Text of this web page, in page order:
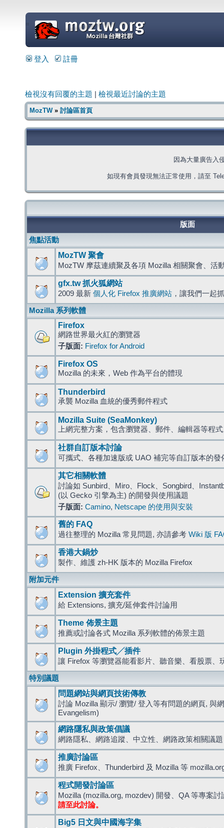
=
登入 註冊
檢視沒有回覆的主題 檢視最近討論的主題
MozTW» 討論區首頁
因為大量廣告入
如現有會員發現無法正常使用，請至
版面
焦點活動
MozTW 聚會
MozTW 摩茲連續聚及各項 Mozilla 相關聚會、活
gfx.tw 抓火狐網站
2009 最新 個人化 Firefox 推廣網站 ，讓我們一起
Mozilla 系列軟體
Firefox
網路世界最火紅的瀏覽器
子版面: Firefox for Android
Firefox OS
Mozilla 的未來，Web 作為平台的體現
Thunderbird
承襲 Mozilla 血統的優秀郵件程式
Mozilla Suite (SeaMonkey)
上網完整方案，包含瀏覽器、郵件、編輯器等程
社群自訂版本討論
可攜式、各種加速版或 UAO 補完等自訂版本的發
其它相關軟體
討論如 Sunbird、Miro、Flock、Songbird、
(以 Gecko 引擎為主) 的開發與使用議題
子版面: Camino, Netscape 的使用與安裝
舊的 FAQ
過往整理的 Mozilla 常見問題, 亦請參考 Wiki 版
香港大鍋炒
製作、維護 zh-HK 版本的 Mozilla Firefox
附加元件
Extension 擴充套件
給 Extensions, 擴充/延伸套件討論用
Theme 佈景主題
推薦或討論各式 Mozilla 系列軟體的佈景主題
Plugin 外掛程式╱插件
讓 Firefox 等瀏覽器能看影片、聽音樂、看股票、
特別議題
問題網站與網頁技術傳教
討論 Mozilla 顯示/ 瀏覽/ 登入等有問題的網頁, 與
Evangelism)
網路隱私與政策倡議
網路隱私、網路追蹤、中立性、網路政策相關議題
推廣討論區
推廣 Firefox、Thunderbird 及 Mozilla 等
程式開發討論區
Mozilla (mozilla.org, mozdev) 開發、QA 等專案討
請至此討論。
Big5 日文與中國海字集